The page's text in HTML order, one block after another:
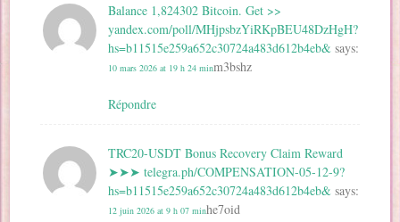
Balance 1,824302 Bitcoin. Get >>
yandex.com/poll/MHjpsbzYiRKpBEU48DzHgH?
hs=b11515e259a652c30724a483d612b4eb& says:
10 mars 2026 at 19 h 24 minm3bshz
Répondre
TRC20-USDT Bonus Recovery Claim Reward
➤➤➤ telegra.ph/COMPENSATION-05-12-9?
hs=b11515e259a652c30724a483d612b4eb& says:
12 juin 2026 at 9 h 07 minhe7oid